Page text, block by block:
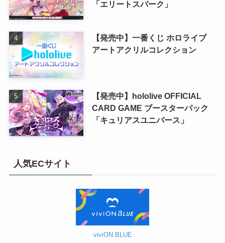
「エリートスパーク」
【発売中】一番くじ ホロライブ
アートアクリルコレクション
【発売中】hololive OFFICIAL
CARD GAME ブースターパック
「キュリアスユニバース」
人気ECサイト
viviON BLUE